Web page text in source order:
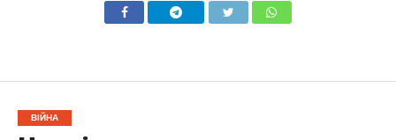
ВІЙНА